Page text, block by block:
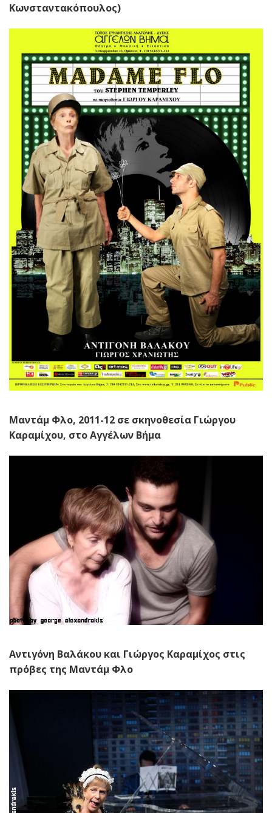
Κωνσταντακόπουλος)
Μαντάμ Φλο, 2011-12 σε σκηνοθεσία Γιώργου
Καραμίχου, στο Αγγέλων Βήμα
Αντιγόνη Βαλάκου και Γιώργος Καραμίχος στις
πρόβες της Μαντάμ Φλο